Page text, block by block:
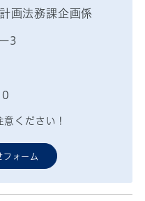
画法務課企画係
3
ください！
フォーム